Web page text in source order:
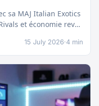
sa MAJ Italian Exotics
et économie revue
15 July 2026·4 min